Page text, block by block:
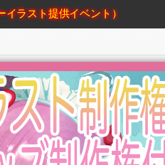
ト）
ント）
イラスト提供イベント）